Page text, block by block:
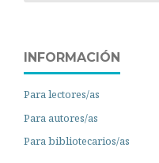
INFORMACIÓN
Para lectores/as
Para autores/as
Para bibliotecarios/as